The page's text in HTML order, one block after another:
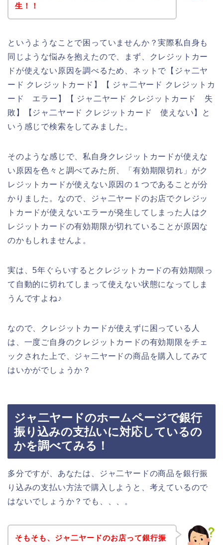
生！！
というようなことで困っていませんか？実際私自身も
同じような悩みを抱えたので、まず、クレジットカー
ドが使えない原因を調べるため、ネットで【ジャ二ヤ
ード クレジットカード】【 ジャ二ヤード クレジットカ
ード エラー】【 ジャ二ヤード クレジットカード 失
敗】【ジャ二ヤード クレジットカード 使えない】と
いう感じで検索をしてみました。
そのような感じで、私自身クレジットカードが使えな
い原因を色々と調べてみた所、「有効期限切れ」がク
レジットカードが使えない原因の１つであることが分
かりました。なので、ジャ二ヤードのお店でクレジッ
トカードが使えないエラーが発生してしまった人はク
レジットカードの有効期限が切れていることが原因な
のかもしれませんよ。
実は、5年ぐらいするとクレジットカードの有効期限っ
て自動的に切れてしまって使えない状態になってしま
うんですよね♪
なので、クレジットカードが使えずに困っている人
は、一度ご自身のクレジットカードの有効期限をチェ
ックされた上で、ジャ二ヤードの商品を購入してみて
はいかがでしょうか？
ジャ二ヤードのホームページで銀行
振り込みの支払いに対応しているの
かを調べてみる！
多分ですが、あなたは、ジャ二ヤードの商品を銀行振
り込みの支払い方法で購入しようと、考えているので
はないでしょうか？でも、、、。
そもそも、ジャ二ヤードのお店って銀行振